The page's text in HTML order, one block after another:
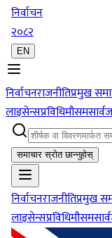
निर्वाचन
२०८२
EN
निर्वाचनराजनीतिप्रमुख
लाइसेन्सप्रविधिमौसम
समाचार स्रोत छान्नुहोस्
निर्वाचनराजनीतिप्रमुख
लाइसेन्सप्रविधिमौसम